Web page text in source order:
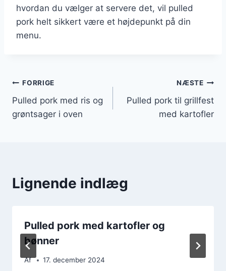
hvordan du vælger at servere det, vil pulled
pork helt sikkert være et højdepunkt på din
menu.
Indlægsnavigation
FORRIGE
Pulled pork med ris og
grøntsager i oven
NÆSTE
Pulled pork til grillfest
med kartofler
Lignende indlæg
Pulled pork med kartofler og
bønner
Af 17. december 2024